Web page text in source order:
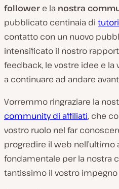
follower e la nostra
pubblicato centinaia di
contatto con un nuovo
intensificato il nostro
feedback, le vostre idee e
a continuare ad andare
Vorremmo ringraziare la
community di affiliati, che
vostro ruolo nel far
progredire il web nell’ultimo
fondamentale per la nostra
tantissimo il vostro impegno